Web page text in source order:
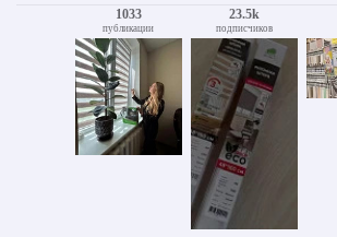
1033
публикации
23.5k
подписчиков